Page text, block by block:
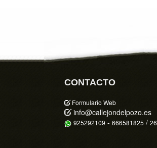
CONTACTO
Formulario Web
info@callejondelpozo.es
925292109 - 666581825 / 26